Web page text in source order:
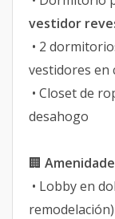
vestidor
• 2
vestidores en
• Closet de
desahogo
🏢
• Lobby en
remodelación)